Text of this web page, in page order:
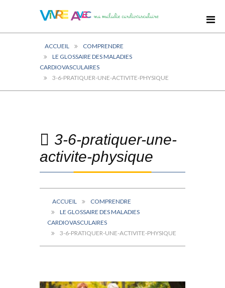
ACCUEIL
COMPRENDRE
LE GLOSSAIRE DES MALADIES
CARDIOVASCULAIRES
3-6-PRATIQUER-UNE-ACTIVITE-PHYSIQUE
3-6-pratiquer-une-
activite-physique
ACCUEIL
COMPRENDRE
LE GLOSSAIRE DES MALADIES
CARDIOVASCULAIRES
3-6-PRATIQUER-UNE-ACTIVITE-PHYSIQUE